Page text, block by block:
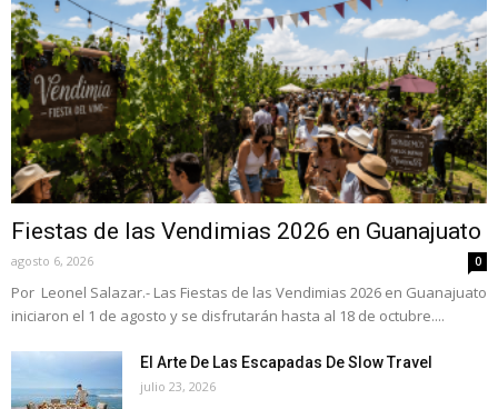
Fiestas de las Vendimias 2026 en Guanajuato
agosto 6, 2026 0
Por Leonel Salazar.- Las Fiestas de las Vendimias 2026 en Guanajuato
iniciaron el 1 de agosto y se disfrutarán hasta al 18 de octubre....
El Arte De Las Escapadas De Slow Travel
julio 23, 2026